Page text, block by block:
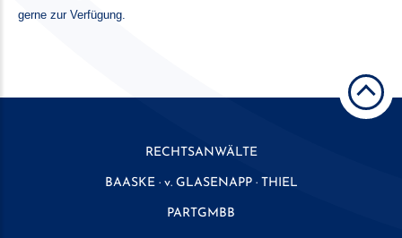
gerne zur Verfügung.
RECHTSANWÄLTE
BAASKE · v. GLASENAPP · THIEL
PARTGMBB